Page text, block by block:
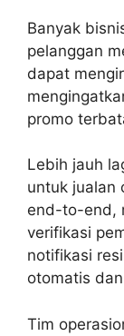
Banyak
pelanggan
dapat
promo
Lebih jauh
untuk jualan
end-to-end,
verifikasi
notifikasi
otomatis
Tim